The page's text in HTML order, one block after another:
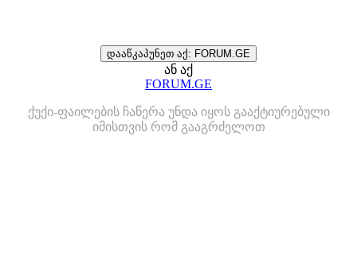
დააწკაპუნეთ აქ: FORUM.GE
ან აქ
FORUM.GE
ქუქი-ფაილების ჩაწერა უნდა იყოს გააქტიურებული
იმისთვის რომ გააგრძელოთ